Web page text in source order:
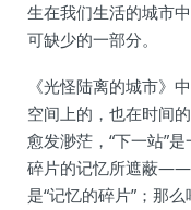
生在我们生活的城市
可缺少的一部分。
《光怪陆离的城市》
空间上的，也在时间
愈发渺茫，“下一站”
碎片的记忆所遮蔽——
是“记忆的碎片”；那